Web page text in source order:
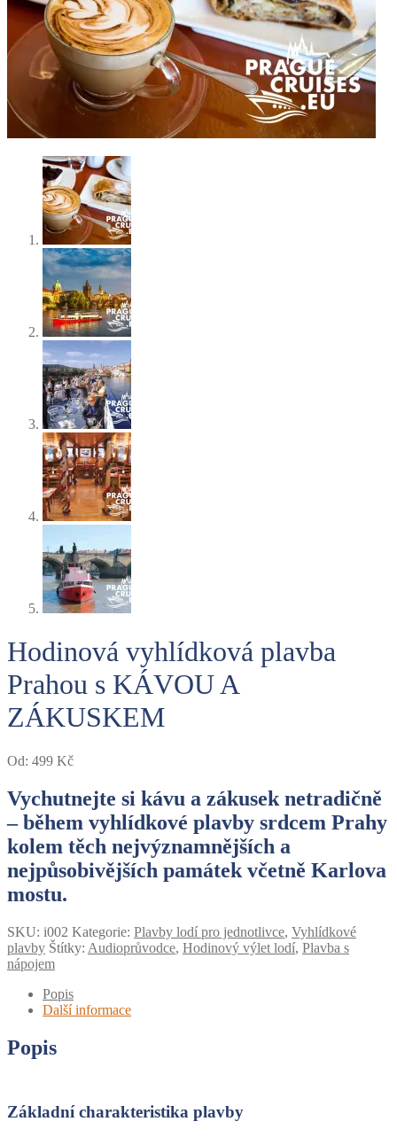
Hodinová vyhlídková plavba
Prahou s KÁVOU A
ZÁKUSKEM
Od: 499 Kč
Vychutnejte si kávu a zákusek netradičně
– během vyhlídkové plavby srdcem Prahy
kolem těch nejvýznamnějších a
nejpůsobivějších památek včetně Karlova
mostu.
SKU: i002 Kategorie: Plavby lodí pro jednotlivce, Vyhlídkové
plavby Štítky: Audioprůvodce, Hodinový výlet lodí, Plavba s
nápojem
Popis
Další informace
Popis
Základní charakteristika plavby